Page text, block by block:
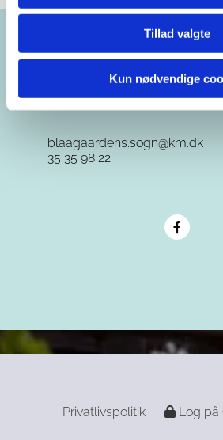
Tillad valgte
Kun nødvendige
Brorsons Kirke
Rantzausgade 49
blaagaardens.sogn@km.dk
35 35 98 22
Privatlivspolitik Log på